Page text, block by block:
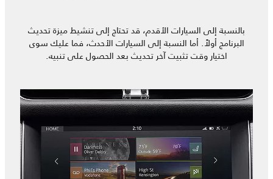
بالنسبة إلى السيارات الأقدم، قد تحتاج إلى تنشيط ميزة تحديث
البرنامج أولاً. أما النسبة إلى السيارات الأحدث، فما عليك سوى
اختيار وقت تثبيت آخر تحديث بعد الحصول على تنبيه.